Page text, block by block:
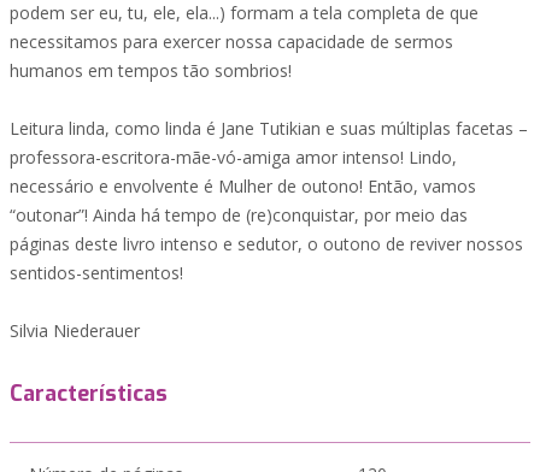
podem ser eu, tu, ele, ela...) formam a tela completa de que
necessitamos para exercer nossa capacidade de sermos
humanos em tempos tão sombrios!
Leitura linda, como linda é Jane Tutikian e suas múltiplas facetas –
professora-escritora-mãe-vó-amiga amor intenso! Lindo,
necessário e envolvente é Mulher de outono! Então, vamos
“outonar”! Ainda há tempo de (re)conquistar, por meio das
páginas deste livro intenso e sedutor, o outono de reviver nossos
sentidos-sentimentos!
Silvia Niederauer
Características